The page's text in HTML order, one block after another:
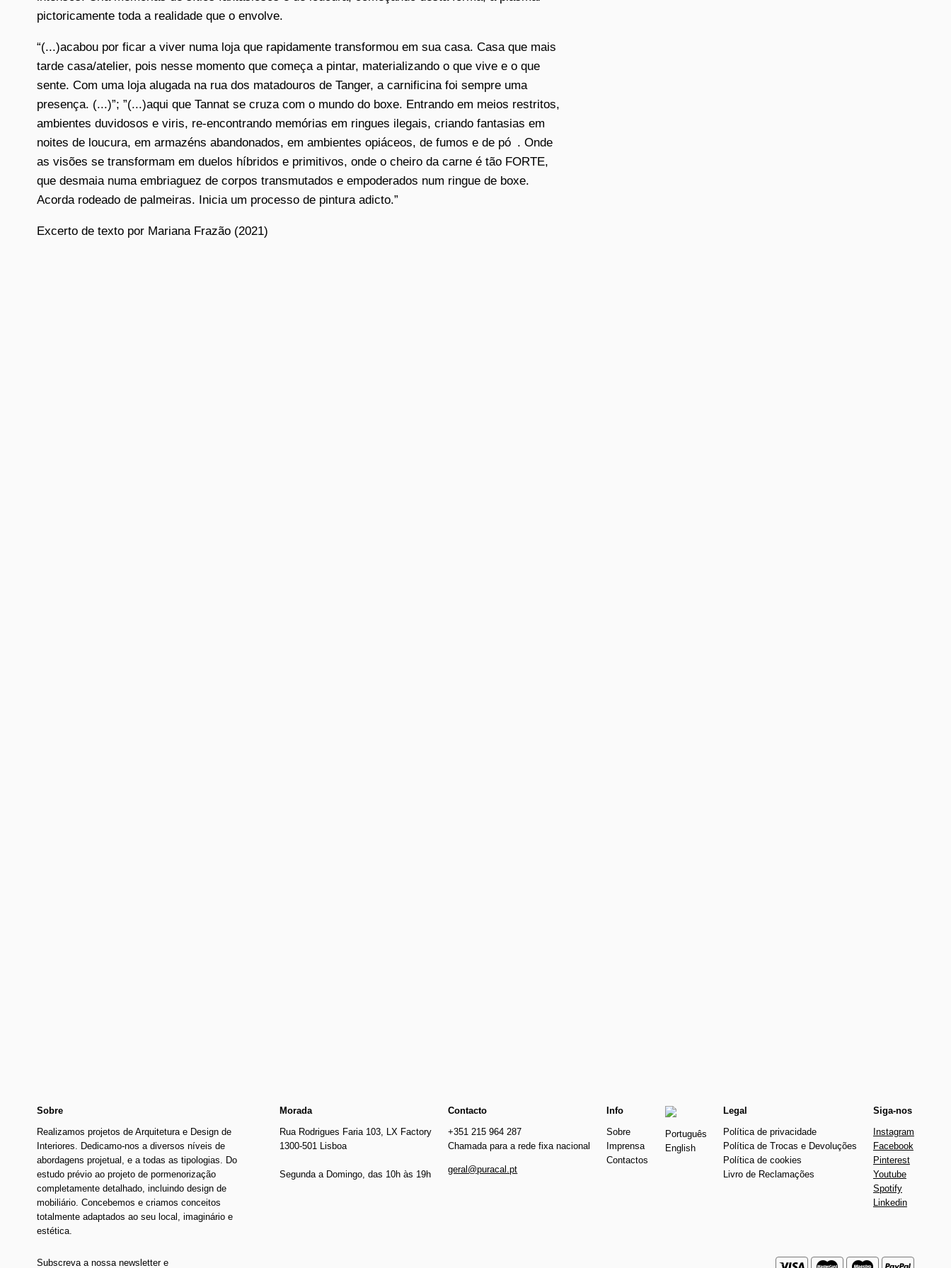
pictoricamente toda a realidade que o envolve.
“(...)acabou por ficar a viver numa loja que rapidamente transformou em sua casa. Casa que mais
tarde casa/atelier, pois nesse momento que começa a pintar, materializando o que vive e o que
sente. Com uma loja alugada na rua dos matadouros de Tanger, a carnificina foi sempre uma
presença. (...)”; ”(...)aqui que Tannat se cruza com o mundo do boxe. Entrando em meios restritos,
ambientes duvidosos e viris, re-encontrando memórias em ringues ilegais, criando fantasias em
noites de loucura, em armazéns abandonados, em ambientes opiáceos, de fumos e de pó . Onde
as visões se transformam em duelos híbridos e primitivos, onde o cheiro da carne é tão FORTE,
que desmaia numa embriaguez de corpos transmutados e empoderados num ringue de boxe.
Acorda rodeado de palmeiras. Inicia um processo de pintura adicto.”
Excerto de texto por Mariana Frazão (2021)
Sobre
Realizamos projetos de Arquitetura e Design de
Interiores. Dedicamo-nos a diversos níveis de
abordagens projetual, e a todas as tipologias. Do
estudo prévio ao projeto de pormenorização
completamente detalhado, incluindo design de
mobiliário. Concebemos e criamos conceitos
totalmente adaptados ao seu local, imaginário e
estética.
Morada
Rua Rodrigues Faria 103, LX Factory
1300-501 Lisboa
Segunda a Domingo, das 10h às 19h
Contacto
+351 215 964 287
Chamada para a rede fixa nacional
geral@puracal.pt
Info
Sobre
Imprensa
Contactos
Português
English
Legal
Política de privacidade
Política de Trocas e Devoluções
Política de cookies
Livro de Reclamações
Siga-nos
Instagram
Facebook
Pinterest
Youtube
Spotify
Linkedin
Subscreva a nossa newsletter e